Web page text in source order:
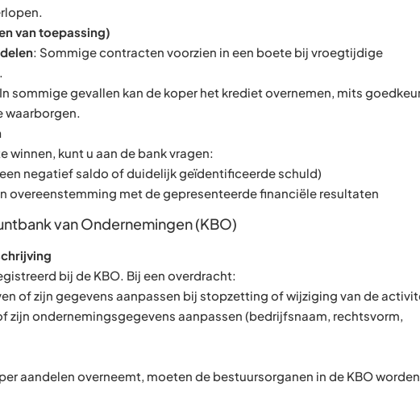
van toepassing)
: Sommige contracten voorzien in een boete bij vroegtijdige
sommige gevallen kan de koper het krediet overnemen, mits
waarborgen.
winnen, kunt u aan de bank vragen:
negatief saldo of duidelijk geïdentificeerde schuld)
overeenstemming met de gepresenteerde financiële resultaten
van Ondernemingen (KBO)
bij de KBO. Bij een overdracht:
of zijn gegevens aanpassen bij stopzetting of wijziging van de
zijn ondernemingsgegevens aanpassen (bedrijfsnaam, rechtsvorm,
aandelen overneemt, moeten de bestuursorganen in de KBO worden